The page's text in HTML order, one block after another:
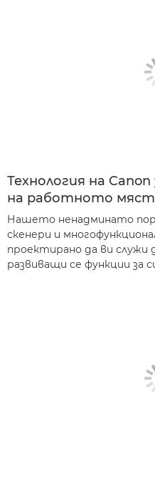
Технология на
на работното
Нашето ненадминато
скенери и
проектирано да ви служи
развиващи се функции за